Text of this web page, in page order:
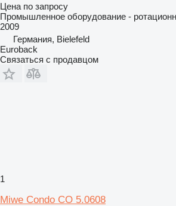
Цена по запросу
Промышленное оборудование -
2009
Германия, Bielefeld
Euroback
Связаться с продавцом
1
Miwe Condo CO 5.0608